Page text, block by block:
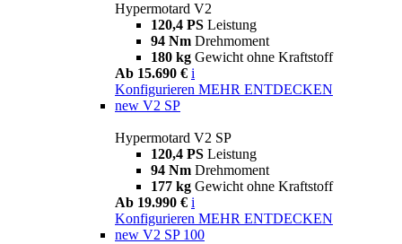
Hypermotard V2
120,4 PS Leistung
94 Nm Drehmoment
180 kg Gewicht ohne Kraftstoff
Ab 15.690 € i
Konfigurieren MEHR ENTDECKEN
new V2 SP
Hypermotard V2 SP
120,4 PS Leistung
94 Nm Drehmoment
177 kg Gewicht ohne Kraftstoff
Ab 19.990 € i
Konfigurieren MEHR ENTDECKEN
new V2 SP 100